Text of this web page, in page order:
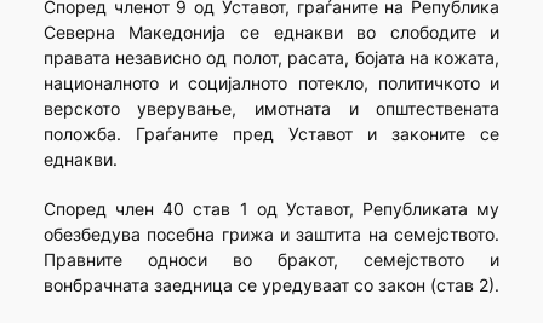
Според членот 9 од Уставот, граѓаните на Република
Северна Македонија се еднакви во слободите и
правата независно од полот, расата, бојата на кожата,
националното и социјалното потекло, политичкото и
верското уверување, имотната и општествената
положба. Граѓаните пред Уставот и законите се
еднакви.
Според член 40 став 1 од Уставот, Републиката му
обезбедува посебна грижа и заштита на семејството.
Правните односи во бракот, семејството и
вонбрачната заедница се уредуваат со закон (став 2).